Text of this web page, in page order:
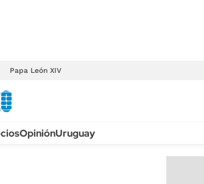
Papa León XIV
OpiniónUruguay